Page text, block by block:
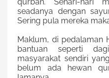
seadanya dengan
Sering pula mereka
Maklum, di pedalaman
bantuan seperti
masyarakat sendiri
belum ada hewan